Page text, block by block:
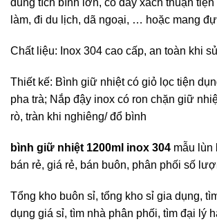
dung tích bình lớn, có dây xách thuận tiện
làm, đi du lịch, dã ngoại, … hoặc mang
Chất liệu: Inox 304 cao cấp, an toàn khi
Thiết kế: Bình giữ nhiệt có giỏ lọc tiện
pha trà; Nắp đậy inox có ron chặn giữ
rò, tràn khi nghiêng/ đổ bình
bình giữ nhiệt 1200ml inox 304 mẫu lùn
bán rẻ, giá rẻ, bán buôn, phân phối số
Tổng kho buôn sỉ, tổng kho sỉ gia dụng,
dụng giá sỉ, tìm nhà phân phối, tìm đại lý